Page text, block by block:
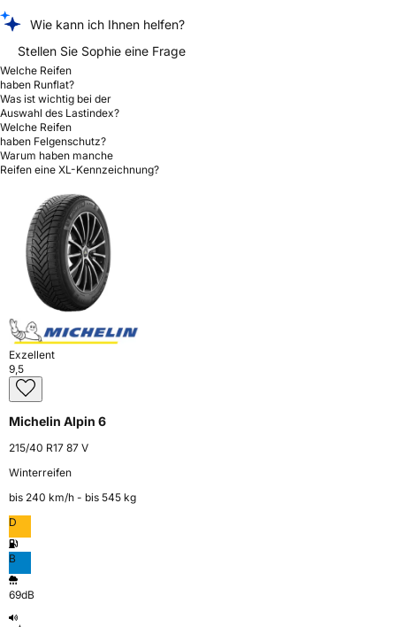
Wie kann ich Ihnen helfen?
Stellen Sie Sophie eine Frage
Welche Reifen
haben Runflat?
Was ist wichtig bei der
Auswahl des Lastindex?
Welche Reifen
haben Felgenschutz?
Warum haben manche
Reifen eine XL-Kennzeichnung?
Exzellent
9,5
Michelin Alpin 6
215/40 R17 87 V
Winterreifen
bis 240 km⁠/⁠h - bis 545 kg
D
B
69dB